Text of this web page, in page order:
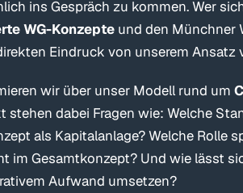
ins Gespräch zu kommen. Wer
WG-Konzepte und den Münchner
Eindruck von unserem Ansatz
wir über unser Modell rund um
stehen dabei Fragen wie: Welche
als Kapitalanlage? Welche Rolle
im Gesamtkonzept? Und wie lässt
Aufwand umsetzen?